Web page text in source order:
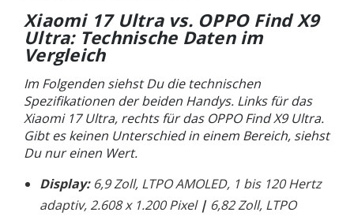
Xiaomi 17 Ultra vs. OPPO Find X9
Ultra: Technische Daten im
Vergleich
Im Folgenden siehst Du die technischen
Spezifikationen der beiden Handys. Links für das
Xiaomi 17 Ultra, rechts für das OPPO Find X9 Ultra.
Gibt es keinen Unterschied in einem Bereich, siehst
Du nur einen Wert.
Display:6,9 Zoll, LTPO AMOLED, 1 bis 120 Hertz
adaptiv, 2.608 x 1.200 Pixel | 6,82 Zoll, LTPO